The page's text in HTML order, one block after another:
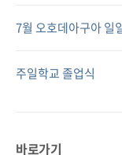
7월 오호데아구아 일
주일학교 졸업식
바로가기